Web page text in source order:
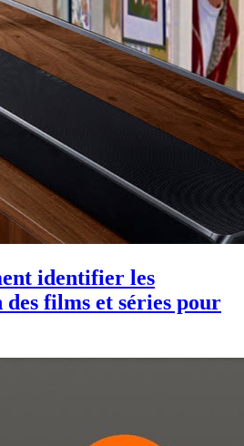
identifier les
des films et séries pour